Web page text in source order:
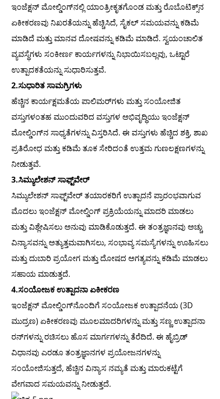
ಇಂಜೆಕ್ಷನ್ ಮೋಲ್ಡಿಂಗ್‌ನಲ್ಲಿ ಯಾಂತ್ರೀಕೃತಗೊಂಡ ಮತ್ತು ರೊಬೊಟಿಕ್ಸ್‌ನ
ಏಕೀಕರಣವು ನಿಖರತೆಯನ್ನು ಹೆಚ್ಚಿಸಿದೆ, ಸೈಕಲ್ ಸಮಯವನ್ನು ಕಡಿಮೆ
ಮಾಡಿದೆ ಮತ್ತು ಮಾನವ ದೋಷವನ್ನು ಕಡಿಮೆ ಮಾಡಿದೆ. ಸ್ವಯಂಚಾಲಿತ
ವ್ಯವಸ್ಥೆಗಳು ಸಂಕೀರ್ಣ ಕಾರ್ಯಗಳನ್ನು ನಿಭಾಯಿಸಬಲ್ಲವು, ಒಟ್ಟಾರೆ
ಉತ್ಪಾದಕತೆಯನ್ನು ಸುಧಾರಿಸುತ್ತವೆ.
2.ಸುಧಾರಿತ ಸಾಮಗ್ರಿಗಳು
ಹೆಚ್ಚಿನ ಕಾರ್ಯಕ್ಷಮತೆಯ ಪಾಲಿಮರ್‌ಗಳು ಮತ್ತು ಸಂಯೋಜಿತ
ವಸ್ತುಗಳಂತಹ ಮುಂದುವರಿದ ವಸ್ತುಗಳ ಅಭಿವೃದ್ಧಿಯು ಇಂಜೆಕ್ಷನ್
ಮೋಲ್ಡಿಂಗ್‌ನ ಸಾಧ್ಯತೆಗಳನ್ನು ವಿಸ್ತರಿಸಿದೆ. ಈ ವಸ್ತುಗಳು ಹೆಚ್ಚಿದ ಶಕ್ತಿ, ಶಾಖ
ಪ್ರತಿರೋಧ ಮತ್ತು ಕಡಿಮೆ ತೂಕ ಸೇರಿದಂತೆ ಉತ್ತಮ ಗುಣಲಕ್ಷಣಗಳನ್ನು
ನೀಡುತ್ತವೆ.
3.ಸಿಮ್ಯುಲೇಶನ್ ಸಾಫ್ಟ್‌ವೇರ್
ಸಿಮ್ಯುಲೇಶನ್ ಸಾಫ್ಟ್‌ವೇರ್ ತಯಾರಕರಿಗೆ ಉತ್ಪಾದನೆ ಪ್ರಾರಂಭವಾಗುವ
ಮೊದಲು ಇಂಜೆಕ್ಷನ್ ಮೋಲ್ಡಿಂಗ್ ಪ್ರಕ್ರಿಯೆಯನ್ನು ಮಾದರಿ ಮಾಡಲು
ಮತ್ತು ವಿಶ್ಲೇಷಿಸಲು ಅನುವು ಮಾಡಿಕೊಡುತ್ತದೆ. ಈ ತಂತ್ರಜ್ಞಾನವು ಅಚ್ಚು
ವಿನ್ಯಾಸವನ್ನು ಅತ್ಯುತ್ತಮವಾಗಿಸಲು, ಸಂಭಾವ್ಯ ಸಮಸ್ಯೆಗಳನ್ನು ಊಹಿಸಲು
ಮತ್ತು ದುಬಾರಿ ಪ್ರಯೋಗ ಮತ್ತು ದೋಷದ ಅಗತ್ಯವನ್ನು ಕಡಿಮೆ ಮಾಡಲು
ಸಹಾಯ ಮಾಡುತ್ತದೆ.
4.ಸಂಯೋಜಕ ಉತ್ಪಾದನಾ ಏಕೀಕರಣ
ಇಂಜೆಕ್ಷನ್ ಮೋಲ್ಡಿಂಗ್‌ನೊಂದಿಗೆ ಸಂಯೋಜಕ ಉತ್ಪಾದನೆಯ (3D
ಮುದ್ರಣ) ಏಕೀಕರಣವು ಮೂಲಮಾದರಿಗಳನ್ನು ಮತ್ತು ಸಣ್ಣ ಉತ್ಪಾದನಾ
ರನ್‌ಗಳನ್ನು ರಚಿಸಲು ಹೊಸ ಮಾರ್ಗಗಳನ್ನು ತೆರೆದಿದೆ. ಈ ಹೈಬ್ರಿಡ್
ವಿಧಾನವು ಎರಡೂ ತಂತ್ರಜ್ಞಾನಗಳ ಪ್ರಯೋಜನಗಳನ್ನು
ಸಂಯೋಜಿಸುತ್ತದೆ, ಹೆಚ್ಚಿನ ವಿನ್ಯಾಸ ನಮ್ಯತೆ ಮತ್ತು ಮಾರುಕಟ್ಟೆಗೆ
ವೇಗವಾದ ಸಮಯವನ್ನು ನೀಡುತ್ತದೆ.